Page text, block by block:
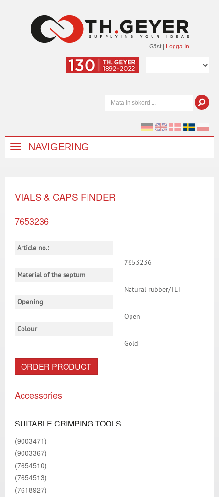
Gäst Logga In
NAVIGERING
VIALS & CAPS FINDER
7653236
Article no.:
7653236
Material of the septum
Natural rubber/TEF
Opening
Open
Colour
Gold
ORDER PRODUCT
Accessories
SUITABLE CRIMPING TOOLS
(9003471)
(9003367)
(7654510)
(7654513)
(7618927)